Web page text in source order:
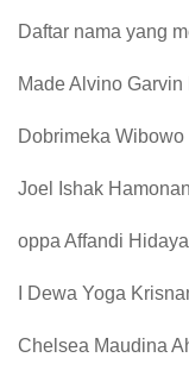
Daftar nama yang
Made Alvino Garvin
Dobrimeka Wibowo
Joel Ishak
oppa Affandi
I Dewa Yoga
Chelsea Maudina